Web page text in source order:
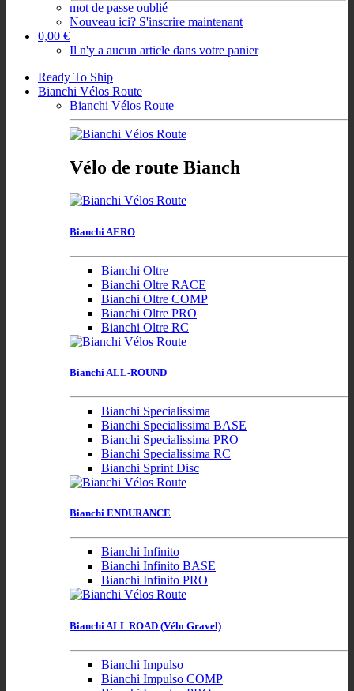
mot de passe oublié
Nouveau ici? S'inscrire maintenant
0,00 €
Il n'y a aucun article dans votre panier
Ready To Ship
Bianchi Vélos Route
Bianchi Vélos Route
Vélo de route Bianch
Bianchi AERO
Bianchi Oltre
Bianchi Oltre RACE
Bianchi Oltre COMP
Bianchi Oltre PRO
Bianchi Oltre RC
Bianchi ALL-ROUND
Bianchi Specialissima
Bianchi Specialissima BASE
Bianchi Specialissima PRO
Bianchi Specialissima RC
Bianchi Sprint Disc
Bianchi ENDURANCE
Bianchi Infinito
Bianchi Infinito BASE
Bianchi Infinito PRO
Bianchi ALL ROAD (Vélo Gravel)
Bianchi Impulso
Bianchi Impulso COMP